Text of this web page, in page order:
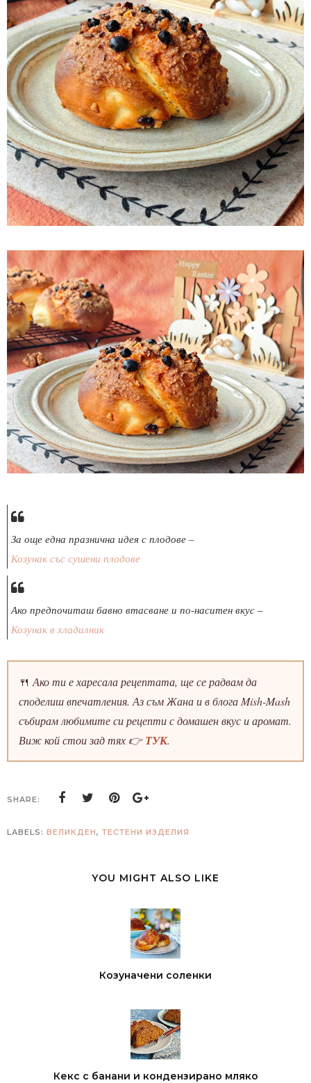
За още една празнична идея с плодове –
Козунак със сушени плодове
Ако предпочиташ бавно втасване и по-наситен вкус –
Козунак в хладилник
🍴 Ако ти е харесала рецептата, ще се радвам да
споделиш впечатления. Аз съм Жана и в блога Mish-Mash
събирам любимите си рецепти с домашен вкус и аромат.
Виж кой стои зад тях 👉ТУК.
SHARE:
LABELS: ВЕЛИКДЕН, ТЕСТЕНИ ИЗДЕЛИЯ
YOU MIGHT ALSO LIKE
Козуначени соленки
Кекс с банани и кондензирано мляко